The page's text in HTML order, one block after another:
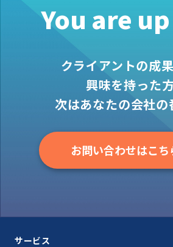
メンバー紹介
お問い合わせ
資料ダウンロー
PGハウスにつ
You are
クライアントの成
興味を持った方
次はあなたの会社の
お問い合わせはこち
サービス